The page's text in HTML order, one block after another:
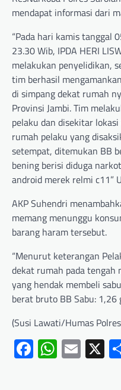
mendapat informasi dari
“Pada hari kamis tanggal
23.30 Wib, IPDA HERI
melakukan penyelidikan,
tim berhasil
di simpang dekat rumah
Provinsi Jambi. Tim
pelaku dan disekitar
rumah pelaku yang
setempat, ditemukan BB
bening berisi diduga
android merek relmi c11”
AKP Suhendri
memang menunggu
barang haram tersebut.
“Menurut keterangan
dekat rumah pada tengah
yang hendak membeli
berat bruto BB Sabu:
(Susi Lawati/Humas
FacebookX